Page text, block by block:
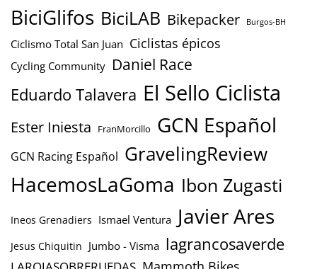
BiciGlifos BiciLAB Bikepacker Burgos-BH
Ciclismo Total San Juan Ciclistas épicos
Cycling Community Daniel Race
Eduardo Talavera El Sello Ciclista
Ester Iniesta FranMorcillo GCN Español
GCN Racing Español GravelingReview
HacemosLaGoma Ibon Zugasti
Ineos Grenadiers Ismael Ventura Javier Ares
Jesus Chiquitin Jumbo - Visma lagrancosaverde